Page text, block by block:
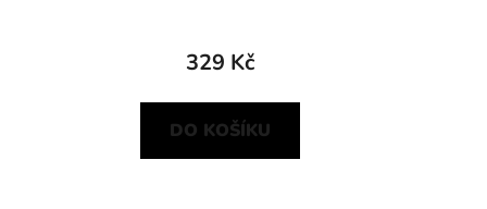
329 Kč
DO KOŠÍKU